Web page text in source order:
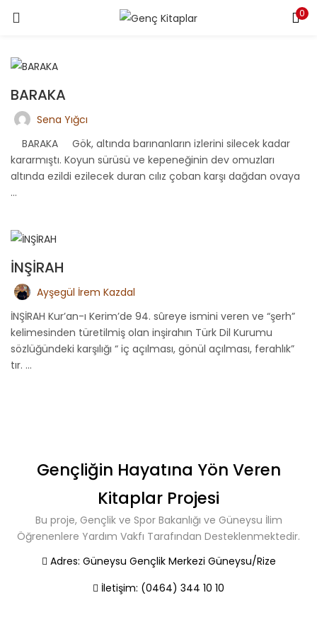
0
BARAKA
Sena Yığcı
BARAKA Gök, altında barınanların izlerini silecek kadar
kararmıştı. Koyun sürüsü ve kepeneğinin dev omuzları
altında ezildi ezilecek duran cılız çoban karşı dağdan ovaya
...
İNŞİRAH
Ayşegül İrem Kazdal
İNŞİRAH Kur’an-ı Kerim’de 94. sûreye ismini veren ve “şerh”
kelimesinden türetilmiş olan inşirahın Türk Dil Kurumu
sözlüğündeki karşılığı “ iç açılması, gönül açılması, ferahlık”
tır. ...
Gençliğin Hayatına Yön Veren
Kitaplar Projesi
Bu proje, Gençlik ve Spor Bakanlığı ve Güneysu İlim
Öğrenenlere Yardım Vakfı Tarafından Desteklenmektedir.
Adres: Güneysu Gençlik Merkezi Güneysu/Rize
İletişim: (0464) 344 10 10
Enter your username and password to login.
Remember me